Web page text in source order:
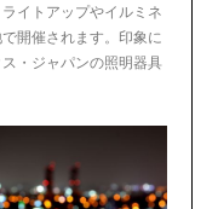
イトアップやイルミネ
開催されます。印象に
・ジャパンの照明器具